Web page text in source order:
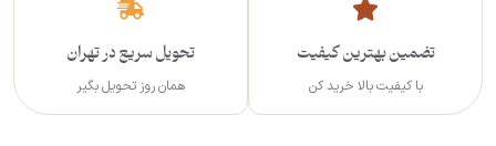
تضمین بهترین کیفیت
با کیفیت بالا خرید کن
تحویل سریع در تهران
همان روز تحویل بگیر